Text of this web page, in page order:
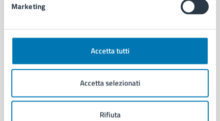
Marketing
Accetta tutti
Accetta selezionati
Rifiuta
Ambiente
Autorizzazioni
Educazione e formazione
Giustizia e sicurezza pubblica
Imprese e commercio
Salute, benessere e assistenza